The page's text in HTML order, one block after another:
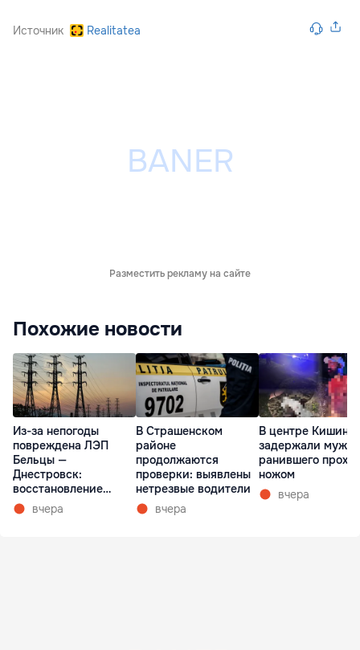
Источник Realitatea
Разместить рекламу на сайте
Похожие новости
Из-за непогоды
повреждена ЛЭП
Бельцы —
Днестровск:
восстановление
займет более недели
вчера
В Страшенском
районе
продолжаются
проверки: выявлены
нетрезвые водители
вчера
В центре
задержали
ранившего
ножом
вчера